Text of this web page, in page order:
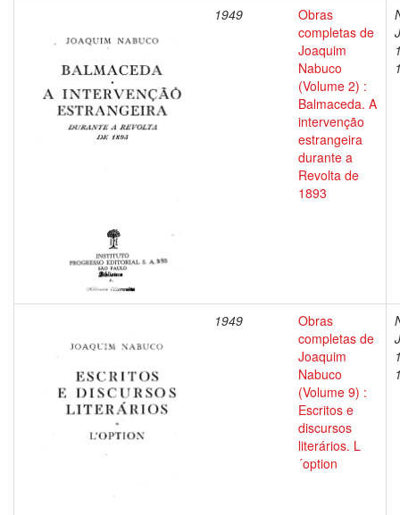
1949
Obras
completas de
Joaquim
Nabuco
(Volume 2) :
Balmaceda. A
intervenção
estrangeira
durante a
Revolta de
1893
1949
Obras
completas de
Joaquim
Nabuco
(Volume 9) :
Escritos e
discursos
literários. L
´option